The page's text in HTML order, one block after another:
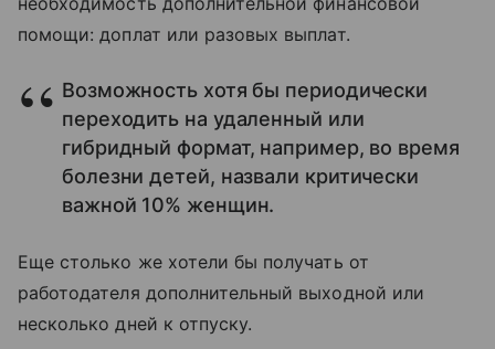
помощи: доплат или разовых выплат.
Возможность хотя бы периодически
переходить на удаленный или
гибридный формат, например, во время
болезни детей, назвали критически
важной 10% женщин.
Еще столько же хотели бы получать от
работодателя дополнительный выходной или
несколько дней к отпуску.